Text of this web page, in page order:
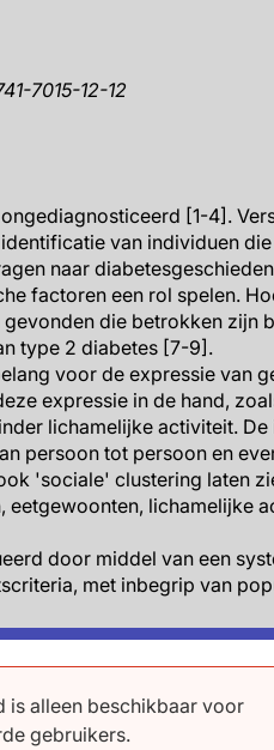
is alleen beschikbaar voor
gebruikers.
7015-12-12
[1-4].
van individuen
naar
factoren een rol spelen.
die betrokken zijn
type 2 diabetes [7-9].
voor de expressie van
expressie in de hand,
lichamelijke activiteit.
persoon tot persoon en
'sociale' clustering laten
lichamelijke
door middel van een
met inbegrip van
met diabetes op